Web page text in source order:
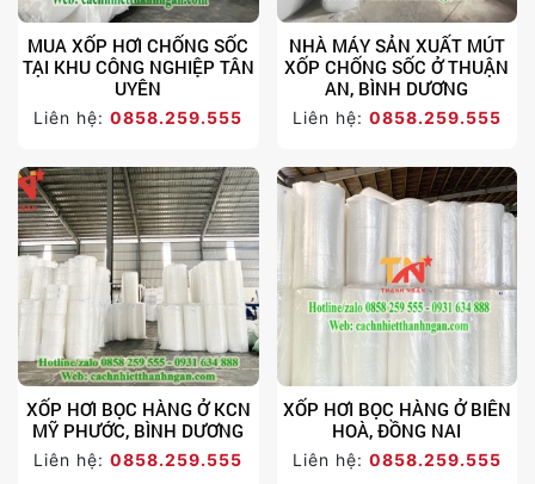
MUA XỐP HƠI CHỐNG SỐC
TẠI KHU CÔNG NGHIỆP TÂN
UYÊN
Liên hệ:0858.259.555
NHÀ MÁY SẢN XUẤT MÚT
XỐP CHỐNG SỐC Ở THUẬN
AN, BÌNH DƯƠNG
Liên hệ: 0858.259.555
XỐP HƠI BỌC HÀNG Ở KCN
MỸ PHƯỚC, BÌNH DƯƠNG
Liên hệ:0858.259.555
XỐP HƠI BỌC HÀNG Ở BIÊN
HOÀ, ĐỒNG NAI
Liên hệ: 0858.259.555